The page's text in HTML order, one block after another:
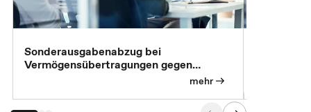
Sonderausgabenabzug bei
Vermögensübertragungen gegen
mehr